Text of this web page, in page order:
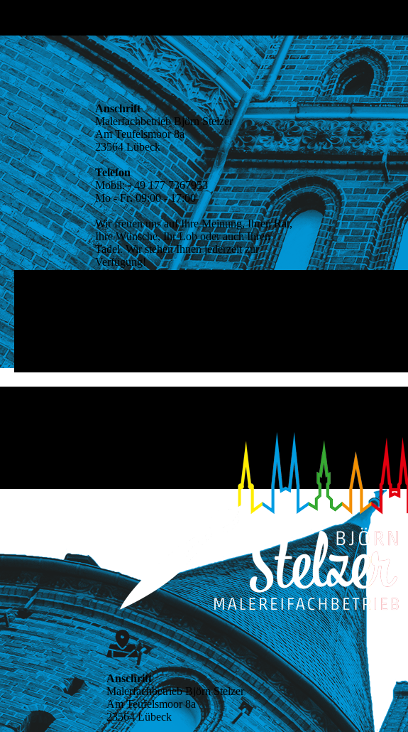
Anschrift
Malerfachbetrieb Björn Stelzer
Am Teufelsmoor 8a
23564 Lübeck
Telefon
Mobil:+49 177 7367953
Mo - Fr.09:00 - 17:00
Wir freuen uns auf Ihre Meinung, Ihren Rat,
Ihre Wünsche, Ihr Lob oder auch Ihren
Tadel. Wir stehen Ihnen jederzeit zur
Verfügung!
Anschrift
Malerfachbetrieb Björn Stelzer
Am Teufelsmoor 8a
23564 Lübeck